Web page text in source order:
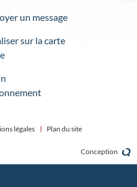
un message
sur la carte
légales Plan du site
Conception